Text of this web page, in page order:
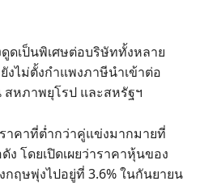
ดเป็นพิเศษต่อบริษัททั้งหลาย
งไม่ตั้งกำแพงภาษีนำเข้าต่อ
หภาพยุโรป และสหรัฐฯ
าคาที่ต่ำกว่าคู่แข่งมากมายที่
โดยเปิดเผยว่าราคาหุ้นของ
ฤษพุ่งไปอยู่ที่ 3.6% ในกันยายน